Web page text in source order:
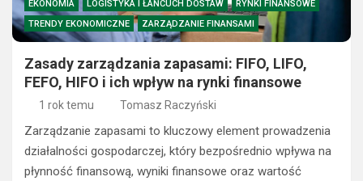
EKONOMIA LOGISTYKA I ŁAŃCUCH DOSTAW
RYNKI FINANSOWE
TRENDY EKONOMICZNE
ZARZĄDZANIE FINANSAMI
Zasady zarządzania zapasami: FIFO, LIFO,
FEFO, HIFO i ich wpływ na rynki finansowe
1 rok temu Tomasz Raczyński
Zarządzanie zapasami to kluczowy element prowadzenia
działalności gospodarczej, który bezpośrednio wpływa na
płynność finansową, wyniki finansowe oraz wartość